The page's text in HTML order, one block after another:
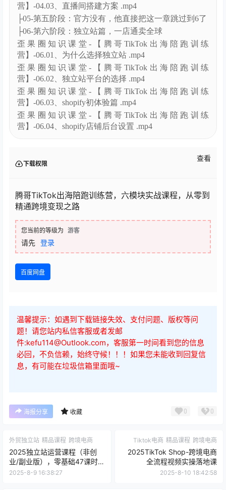
营】-04.03、直播间搭建方案 .mp4
├05-第五阶段：官方没有，他直接把这一章跳过到6了
├06-第六阶段：独立站篇，一店通卖全球
歪果圈知识课堂-【腾哥TikTok出海陪跑训练
营】-06.01、为什么选择独立站 .mp4
歪果圈知识课堂-【腾哥TikTok出海陪跑训练
营】-06.02、独立站平台的选择 .mp4
歪果圈知识课堂-【腾哥TikTok出海陪跑训练
营】-06.03、shopify初体验篇 .mp4
歪果圈知识课堂-【腾哥TikTok出海陪跑训练
营】-06.04、shopify店铺后台设置 .mp4
下载权限
查看
腾哥TikTok出海陪跑训练营，六模块实战课程，从零到
精通跨境变现之路
您当前的等级为 游客
请先 登录
百度网盘
温馨提示：如遇到下载链接失效、支付问题、版权等问
题！请您站内私信客服或者发邮
件:kefu114@Outlook.com，客服第一时间看到您的信息
必回，不负信赖，始终守候！！！如果您未能收到回复信
息，有可能在垃圾信箱里面哦~
海报分享 收藏 0 0
外贸独立站 精品课程 跨境电商
2025独立站运营课程（非创
业/副业版），零基础47课时掌
握Shopify建站、数据分析、广
2025-8-9 16:38:27
Tiktok电商 精品课程 跨境电商
2025TikTok Shop-跨境电商
全流程视频实操落地课
2025-8-10 18:42:58